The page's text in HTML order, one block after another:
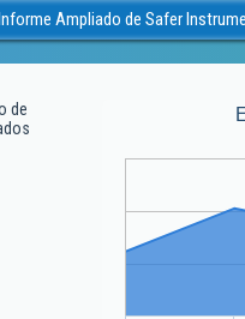
Ampliado de Safer
de